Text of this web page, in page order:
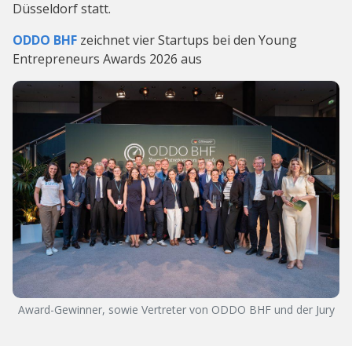
Düsseldorf statt.
ODDO BHF zeichnet vier Startups bei den Young
Entrepreneurs Awards 2026 aus
Award-Gewinner, sowie Vertreter von ODDO BHF und der Jury